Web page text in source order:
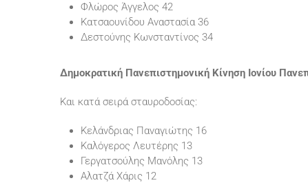
Φλώρος Άγγελος 42
Κατσαουνίδου Αναστασία 36
Δεστούνης Κωνσταντίνος 34
Δημοκρατική Πανεπιστημονική Κίνηση Ιονίου
Και κατά σειρά σταυροδοσίας:
Κελάνδριας Παναγιώτης 16
Καλόγερος Λευτέρης 13
Γεργατσούλης Μανόλης 13
Αλατζά Χάρις 12